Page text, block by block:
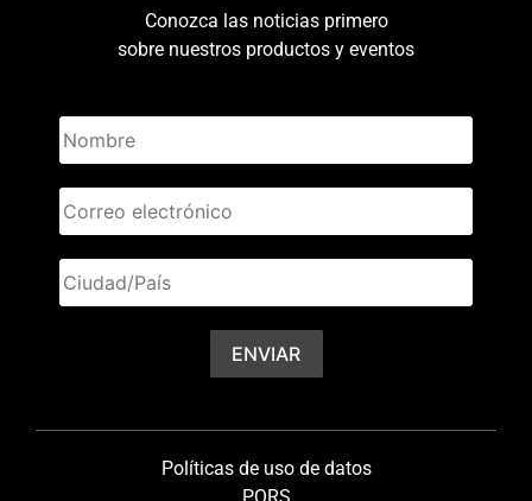
Conozca las noticias primero
sobre nuestros productos y eventos
Políticas de uso de datos